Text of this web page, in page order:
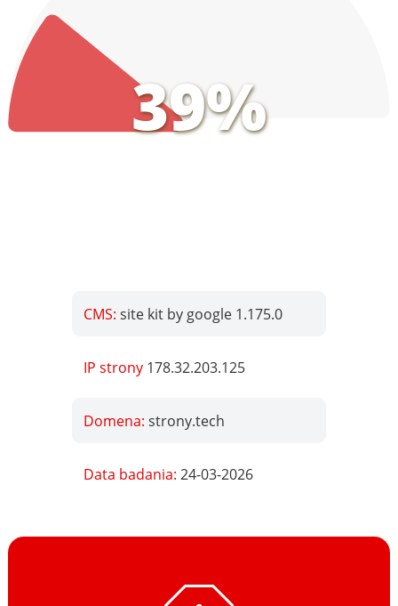
39%
CMS:site kit by google 1.175.0
IP strony 178.32.203.125
Domena:strony.tech
Data badania:24-03-2026